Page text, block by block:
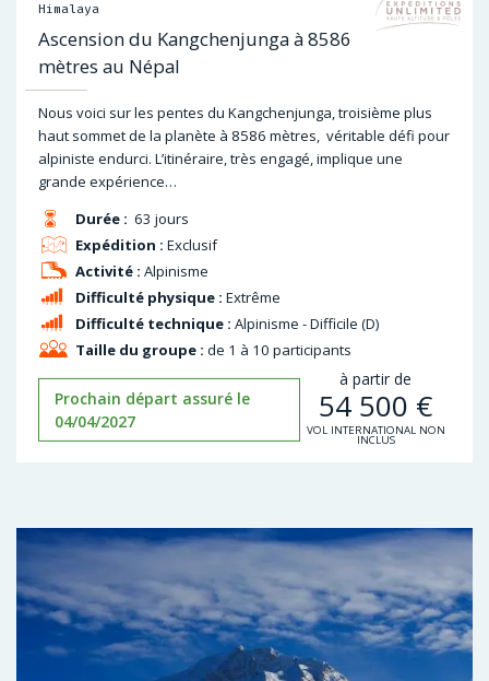
Himalaya
Ascension du Kangchenjunga à 8586
mètres au Népal
Nous voici sur les pentes du Kangchenjunga, troisième plus
haut sommet de la planète à 8586 mètres, véritable défi pour
alpiniste endurci. L’itinéraire, très engagé, implique une
grande expérience…
Durée : 63 jours
Difficulté physique : Extrême
Expédition : Exclusif
Difficulté technique : Alpinisme - Difficile (D)
Activité : Alpinisme
Taille du groupe : de 1 à 10 participants
Prochain départ assuré le
04/04/2027
à partir de
54 500 €
VOL INTERNATIONAL NON
INCLUS